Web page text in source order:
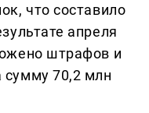
что составило
апреля
штрафов и
сумму 70,2 млн